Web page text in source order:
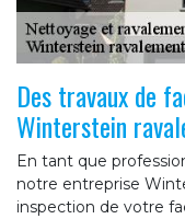
Des travaux de
Winterstein
En tant que
notre entreprise
inspection de votre